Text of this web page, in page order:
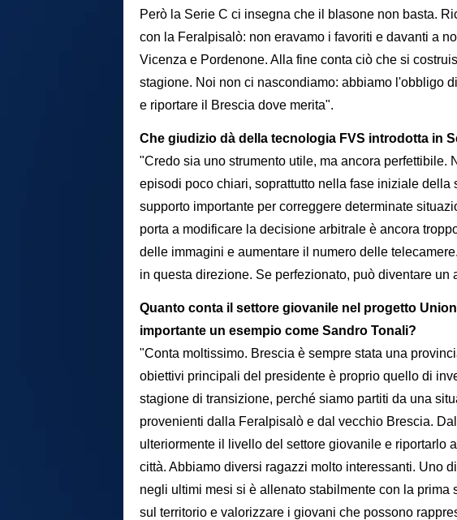
Però la Serie C ci insegna che il blasone non basta.
con la Feralpisalò: non eravamo i favoriti e davanti a
Vicenza e Pordenone. Alla fine conta ciò che si
stagione. Noi non ci nascondiamo: abbiamo l'obbligo
e riportare il Brescia dove merita".
Che giudizio dà della tecnologia FVS introdotta in
"Credo sia uno strumento utile, ma ancora perfettibile.
episodi poco chiari, soprattutto nella fase iniziale della
supporto importante per correggere determinate
porta a modificare la decisione arbitrale è ancora
delle immagini e aumentare il numero delle
in questa direzione. Se perfezionato, può diventare un
Quanto conta il settore giovanile nel progetto
importante un esempio come Sandro Tonali?
"Conta moltissimo. Brescia è sempre stata una
obiettivi principali del presidente è proprio quello di
stagione di transizione, perché siamo partiti da una
provenienti dalla Feralpisalò e dal vecchio Brescia.
ulteriormente il livello del settore giovanile e riportarlo
città. Abbiamo diversi ragazzi molto interessanti. Uno
negli ultimi mesi si è allenato stabilmente con la prima
sul territorio e valorizzare i giovani che possono